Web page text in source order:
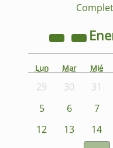
Lun Mar Mié
29 30 31
5
6 7
12
13 14